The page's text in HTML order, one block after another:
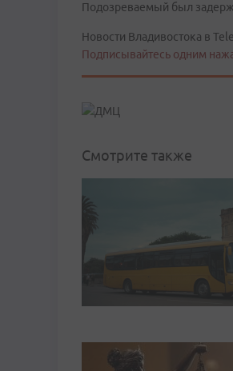
Подозреваемый был
Новости Владивостока в
Подписывайтесь одним
Смотрите также